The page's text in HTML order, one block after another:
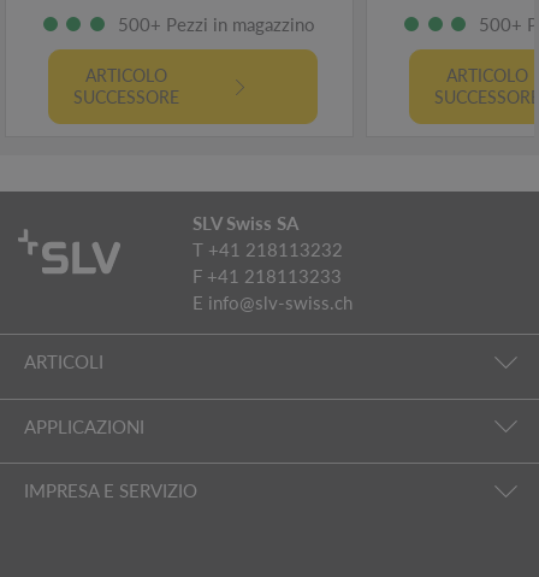
500+ Pezzi in magazzino
ARTICOLO
SUCCESSORE
500+
ARTICOLO
SLV Swiss SA
T +41 218113232
F +41 218113233
E info@slv-swiss.ch
ARTICOLI
APPLICAZIONI
IMPRESA E SERVIZIO